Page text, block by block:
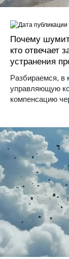
Почему
кто отвечает
устранения
Разбираемся, в
управляющую
компенсацию